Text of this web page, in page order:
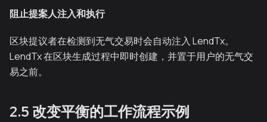
阻止提案人注入和执行
区块提议者在检测到无气交易时会自动注入 LendTx。
LendTx 在区块生成过程中即时创建，并置于用户的无气交
易之前。
2.5 改变平衡的工作流程示例